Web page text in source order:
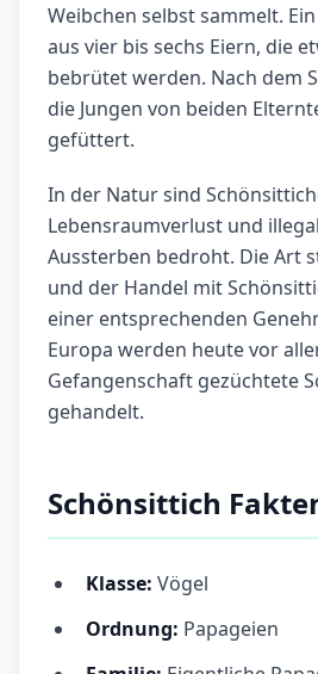
Weibchen selbst sammelt.
aus vier bis sechs Eiern, die
bebrütet werden. Nach dem
die Jungen von beiden
gefüttert.
In der Natur sind
Lebensraumverlust und
Aussterben bedroht. Die Art
und der Handel mit
einer entsprechenden
Europa werden heute vor
Gefangenschaft gezüchtete
gehandelt.
Schönsittich
Klasse: Vögel
Ordnung: Papageien